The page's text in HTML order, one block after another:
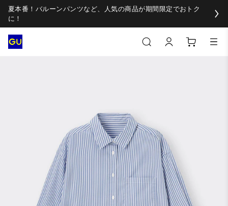
夏本番！バルーンパンツなど、人気の商品が期間限定でおトク
に！